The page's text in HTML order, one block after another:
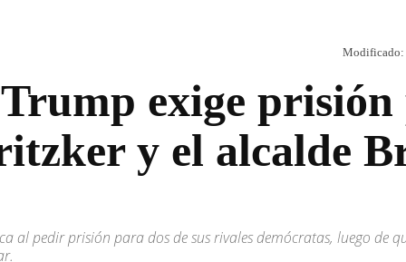
Modificado:
exige prisión
y el alcalde
al pedir prisión para dos de sus rivales demócratas, luego de